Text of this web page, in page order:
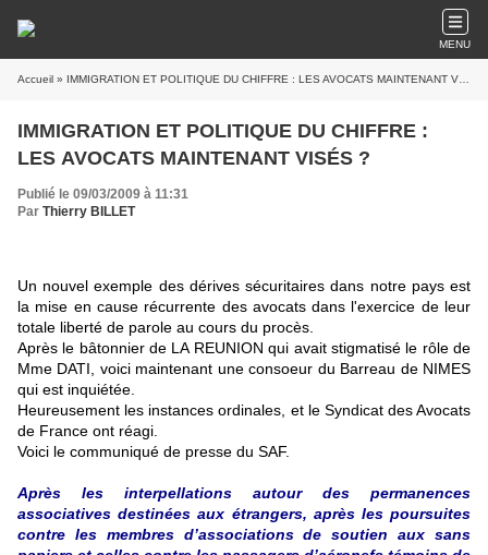
MENU
Accueil » IMMIGRATION ET POLITIQUE DU CHIFFRE : LES AVOCATS MAINTENANT VISÉS ?
IMMIGRATION ET POLITIQUE DU CHIFFRE :
LES AVOCATS MAINTENANT VISÉS ?
Publié le 09/03/2009 à 11:31
Par Thierry BILLET
Un nouvel exemple des dérives sécuritaires dans notre pays est
la mise en cause récurrente des avocats dans l'exercice de leur
totale liberté de parole au cours du procès.
Après le bâtonnier de LA REUNION qui avait stigmatisé le rôle de
Mme DATI, voici maintenant une consoeur du Barreau de NIMES
qui est inquiétée.
Heureusement les instances ordinales, et le Syndicat des Avocats
de France ont réagi.
Voici le communiqué de presse du SAF.
Après les interpellations autour des permanences
associatives destinées aux étrangers, après les poursuites
contre les membres d’associations de soutien aux sans